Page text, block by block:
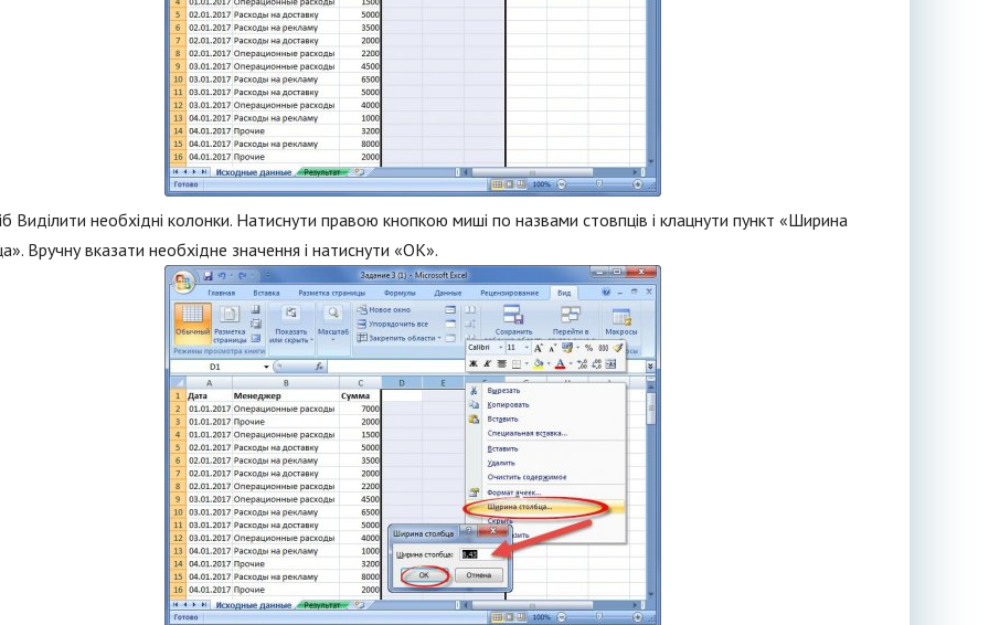
Виділити необхідні колонки. Натиснути правою кнопкою миші по назвами стовпців і клацнути пункт «Ширина
Вручну вказати необхідне значення і натиснути «ОК».